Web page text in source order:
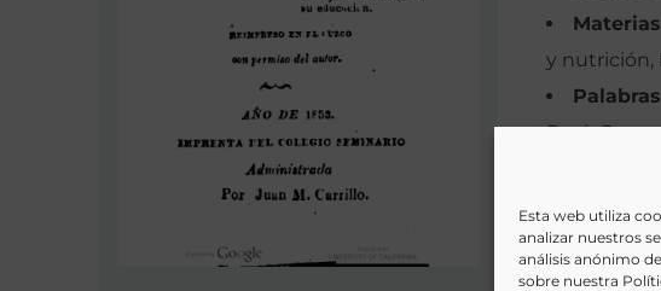
Esta web utiliza
analizar nuestros
análisis anónimo
sobre nuestra
y nutrición,
Perú,